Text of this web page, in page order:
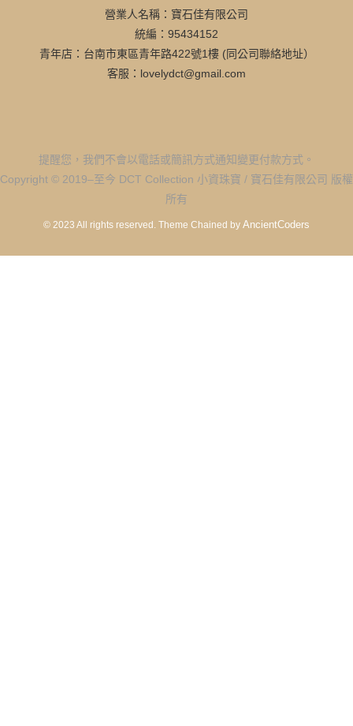
營業人名稱：寶石佳有限公司
統編：95434152
青年店：台南市東區青年路422號1樓 (同公司聯絡地址）
客服：lovelydct@gmail.com
提醒您，我們不會以電話或簡訊方式通知變更付款方式。
Copyright © 2019–至今 DCT Collection 小資珠寶 / 寶石佳有限公司 版權
所有
© 2023 All rights reserved. Theme Chained by AncientCoders